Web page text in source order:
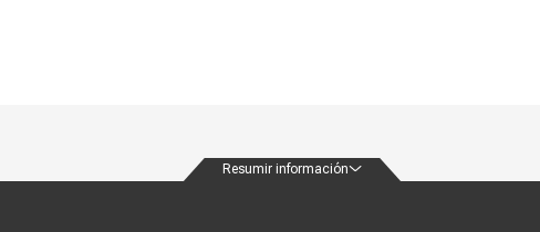
Resumir información